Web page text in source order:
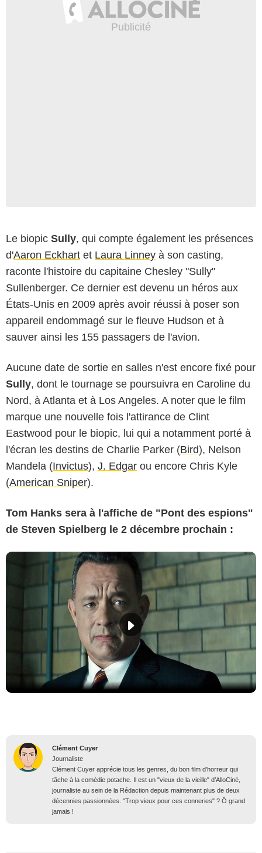
Le biopic Sully, qui compte également les présences
d'Aaron Eckhart et Laura Linney à son casting,
raconte l'histoire du capitaine Chesley "Sully"
Sullenberger. Ce dernier est devenu un héros aux
États-Unis en 2009 après avoir réussi à poser son
appareil endommagé sur le fleuve Hudson et à
sauver ainsi les 155 passagers de l'avion.
Aucune date de sortie en salles n'est encore fixé pour
Sully, dont le tournage se poursuivra en Caroline du
Nord, à Atlanta et à Los Angeles. A noter que le film
marque une nouvelle fois l'attirance de Clint
Eastwood pour le biopic, lui qui a notamment porté à
l'écran les destins de Charlie Parker (Bird), Nelson
Mandela (Invictus), J. Edgar ou encore Chris Kyle
(American Sniper).
Tom Hanks sera à l'affiche de "Pont des espions"
de Steven Spielberg le 2 décembre prochain :
Clément Cuyer
Journaliste
Clément Cuyer apprécie tous les genres, du bon film d’horreur qui
tâche à la comédie potache. Il est un "vieux de la vieille" d’AlloCiné,
journaliste au sein de la Rédaction depuis maintenant plus de deux
décennies passionnées. "Trop vieux pour ces conneries" ? Ô grand
jamais !